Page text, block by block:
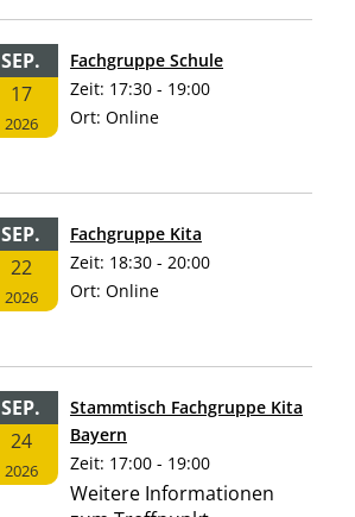
SEP.
17
2026
Fachgruppe Schule
Zeit: 17:30 - 19:00
Ort: Online
SEP.
22
2026
Fachgruppe Kita
Zeit: 18:30 - 20:00
Ort: Online
SEP.
24
2026
Stammtisch Fachgruppe Kita
Bayern
Zeit: 17:00 - 19:00
Weitere Informationen